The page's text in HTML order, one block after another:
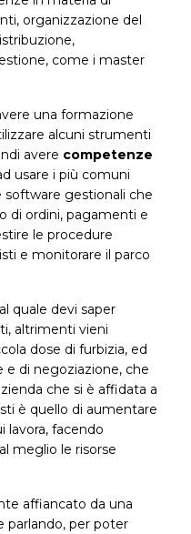
organizzazione del
come i master
una formazione
alcuni strumenti
avere competenze
usare i più comuni
gestionali che
di ordini, pagamenti e
le procedure
e monitorare il parco
quale devi saper
altrimenti vieni
dose di furbizia, ed
e di negoziazione, che
che si è affidata a
è quello di aumentare
lavora, facendo
meglio le risorse
affiancato da una
parlando, per poter